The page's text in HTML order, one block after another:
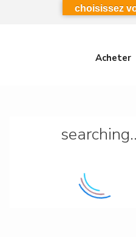
Acheter
choisissez